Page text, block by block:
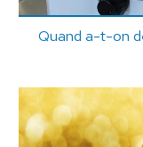
Quand a-t-on